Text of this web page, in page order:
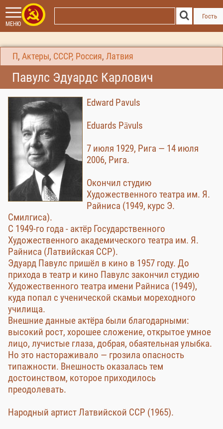
МЕНЮ
Гость
П , Актеры, СССР, Россия, Латвия
Павулс Эдуардс Карлович
Edward Pavuls
Eduards Pāvuls
7 июля 1929, Рига — 14 июля
2006, Рига.
Окончил студию
Художественного театра им. Я.
Райниса (1949, курс Э.
Смилгиса).
С 1949-го года - актёр Государственного
Художественного академического театра им. Я.
Райниса (Латвийская ССР).
Эдуард Павулс пришёл в кино в 1957 году. До
прихода в театр и кино Павулс закончил студию
Художественного театра имени Райниса (1949),
куда попал с ученической скамьи мореходного
училища.
Внешние данные актёра были благодарными:
высокий рост, хорошее сложение, открытое умное
лицо, лучистые глаза, добрая, обаятельная улыбка.
Но это настораживало — грозила опасность
типажности. Внешность оказалась тем
достоинством, которое приходилось
преодолевать.
Народный артист Латвийской ССР (1965).